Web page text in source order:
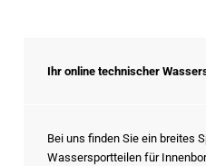
Ihr online technischer
Bei uns finden Sie ein breites
Wassersportteilen für